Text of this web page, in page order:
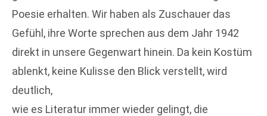
Poesie erhalten. Wir haben als Zuschauer das
Gefühl, ihre Worte sprechen aus dem Jahr 1942
direkt in unsere Gegenwart hinein. Da kein Kostüm
ablenkt, keine Kulisse den Blick verstellt, wird
deutlich,
wie es Literatur immer wieder gelingt, die